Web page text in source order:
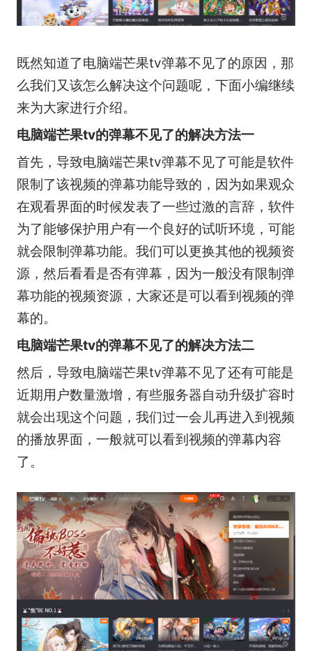
既然知道了电脑端芒果tv弹幕不见了的原因，那
么我们又该怎么解决这个问题呢，下面小编继续
来为大家进行介绍。
电脑端芒果tv的弹幕不见了的解决方法一
首先，导致电脑端芒果tv弹幕不见了可能是软件
限制了该视频的弹幕功能导致的，因为如果观众
在观看界面的时候发表了一些过激的言辞，软件
为了能够保护用户有一个良好的试听环境，可能
就会限制弹幕功能。我们可以更换其他的视频资
源，然后看看是否有弹幕，因为一般没有限制弹
幕功能的视频资源，大家还是可以看到视频的弹
幕的。
电脑端芒果tv的弹幕不见了的解决方法二
然后，导致电脑端芒果tv弹幕不见了还有可能是
近期用户数量激增，有些服务器自动升级扩容时
就会出现这个问题，我们过一会儿再进入到视频
的播放界面，一般就可以看到视频的弹幕内容
了。